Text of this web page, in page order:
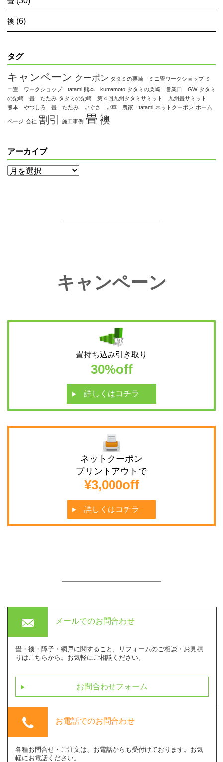
襖 (6)
タグ
キャンペーン クーポン タタミの栗崎 ミニ畳ワークショップ ミ
ニ畳 ワークショップ tatami 熊本 kumamoto タタミの栗崎 営業日 GW タタミ
の栗崎 畳 たたみ タタミの栗崎 第４回九州タタミサミット 九州畳サミット
熊本 やつしろ 畳 たたみ いぐさ い草 農家 tatami ネットクーポン ホーム
ページ 会社 割引 施工事例 畳 襖
アーカイブ
ア
キャンペーン
畳持ち込み引き取り
30%off
next 詳しくはコチラ
ネットクーポン
プリントアウトで
¥3,000off
next 詳しくはコチラ
mail メールでのお問合わせ
畳・襖・障子・網戸に関すること、リフォームのご相談・お見積
りはこちらから。お気軽にご相談ください。
next お問合わせフォーム
phone お電話でのお問合わせ
各種お問合せ・ご注文は、お電話からも受付けております。お気
軽にお電話ください。